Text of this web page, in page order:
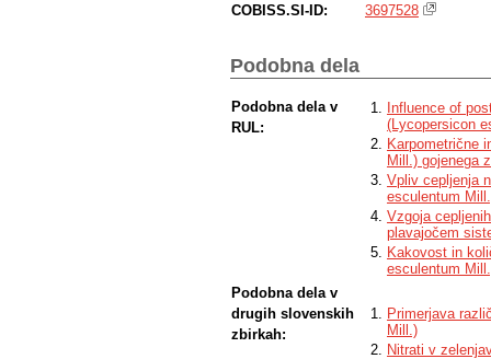
COBISS.SI-ID:
3697528
Podobna dela
Podobna dela v
RUL:
Influence of
(Lycopersicon
Karpometrične
Mill.) gojenega
Vpliv cepljenja
esculentum
Vzgoja
plavajočem
Kakovost in
esculentum
Podobna dela v
drugih slovenskih
zbirkah:
Primerjava
Mill.)
Nitrati v